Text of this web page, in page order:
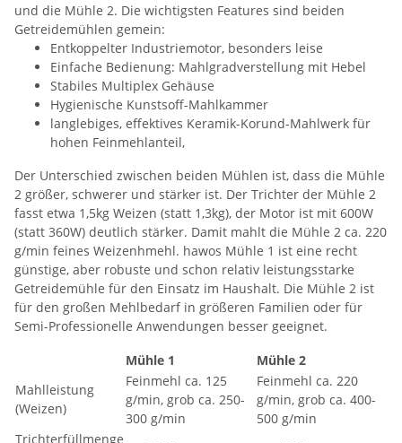
und die Mühle 2. Die wichtigsten Features sind beiden
Getreidemühlen gemein:
Entkoppelter Industriemotor, besonders leise
Einfache Bedienung: Mahlgradverstellung mit Hebel
Stabiles Multiplex Gehäuse
Hygienische Kunstsoff-Mahlkammer
langlebiges, effektives Keramik-Korund-Mahlwerk für
hohen Feinmehlanteil,
Der Unterschied zwischen beiden Mühlen ist, dass die Mühle
2 größer, schwerer und stärker ist. Der Trichter der Mühle 2
fasst etwa 1,5kg Weizen (statt 1,3kg), der Motor ist mit 600W
(statt 360W) deutlich stärker. Damit mahlt die Mühle 2 ca. 220
g/min feines Weizenhmehl. hawos Mühle 1 ist eine recht
günstige, aber robuste und schon relativ leistungsstarke
Getreidemühle für den Einsatz im Haushalt. Die Mühle 2 ist
für den großen Mehlbedarf in größeren Familien oder für
Semi-Professionelle Anwendungen besser geeignet.
Mühle 1
Mühle 2
Mahlleistung
(Weizen)
Feinmehl ca. 125
g/min, grob ca. 250-
300 g/min
Feinmehl ca. 220
g/min, grob ca. 400-
500 g/min
Trichterfüllmenge